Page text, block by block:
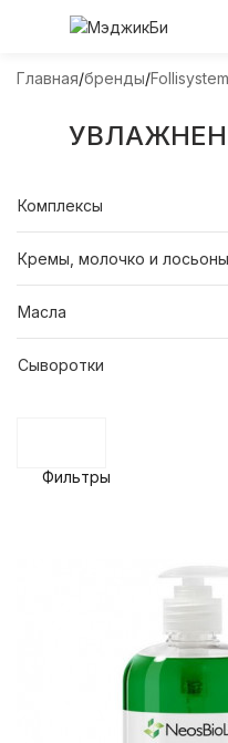
Главная бренды Follisystem
Комплексы
Кремы, молочко и лосьоны
Масла
Сыворотки
Фильтры